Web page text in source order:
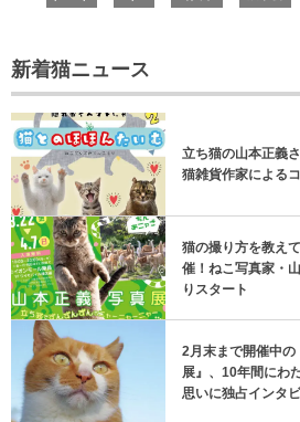
新着猫ニュース
立ち猫の山本正義
猫雑貨作家による
猫の撮り方を教え
催！ねこ写真家・
りスタート
2月末まで開催中
展』、10年間にわ
思いに独占インタ